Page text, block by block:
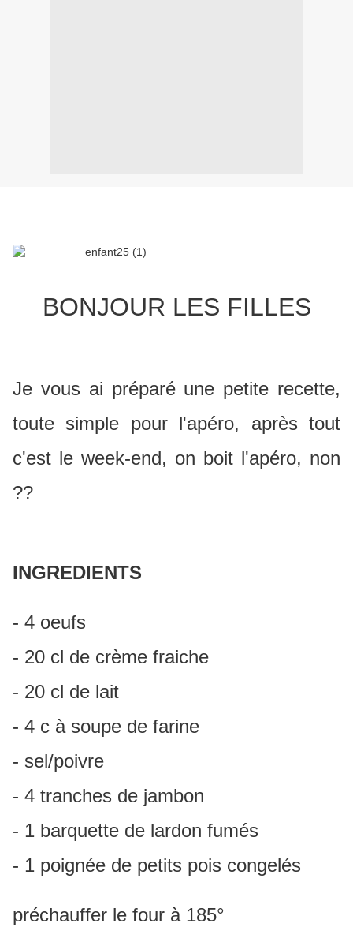
BONJOUR LES FILLES
Je vous ai préparé une petite recette,
toute simple pour l'apéro, après tout
c'est le week-end, on boit l'apéro, non
??
INGREDIENTS
- 4 oeufs
- 20 cl de crème fraiche
- 20 cl de lait
- 4 c à soupe de farine
- sel/poivre
- 4 tranches de jambon
- 1 barquette de lardon fumés
- 1 poignée de petits pois congelés
préchauffer le four à 185°